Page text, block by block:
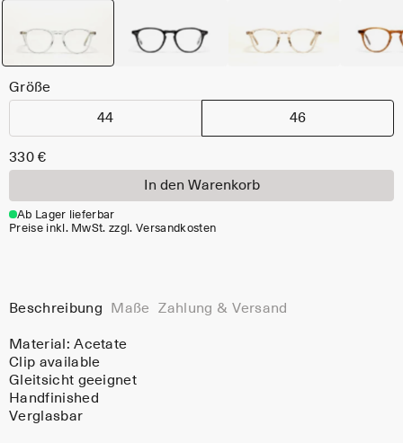
Größe
44 46
330 €
In den Warenkorb
Ab Lager lieferbar
Preise inkl. MwSt. zzgl. Versandkosten
Beschreibung Maße Zahlung & Versand
Material:Acetate
Clip available
Gleitsicht geeignet
Handfinished
Verglasbar